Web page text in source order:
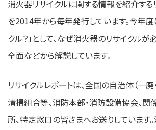
消火器リサイクルに関する情報を紹介する
を2014年から毎年発行しています。今年度
クル？」として、なぜ消火器のリサイクル
全面などから解説しています。
リサイクルレポートは、全国の自治体（一廃
清掃組合等、消防本部・消防設備協会、関
所、特定窓口の皆さまへお送りしています